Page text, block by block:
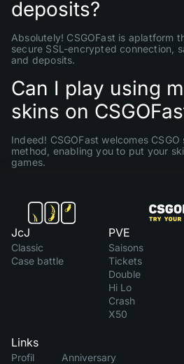
deposits?
Absolutely! CSGOFast is aplatform
secure SSL-encrypted connection,
and deposits.
Can I play using
skins on
Indeed! CSGOFast welcomes
method, enabling you to put your
games.
JcJ
Classic
Case battle
PVE
Saisons
Tickets
Double
Hi Lo
Crash
X50
Links
Profil
Anniversary